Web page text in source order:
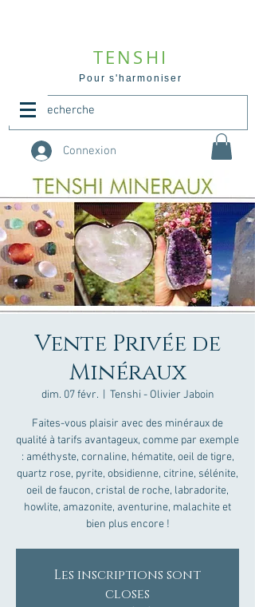
TENSHI
Pour s'harmoniser
Connexion
Vente Privée de
Minéraux
dim. 07 févr.
  |
Tenshi - Olivier Jaboin
Faites-vous plaisir avec des minéraux de
qualité à tarifs avantageux, comme par exemple
: améthyste, cornaline, hématite, oeil de tigre,
quartz rose, pyrite, obsidienne, citrine, sélénite,
oeil de faucon, cristal de roche, labradorite,
howlite, amazonite, aventurine, malachite et
bien plus encore !
Les inscriptions sont
closes